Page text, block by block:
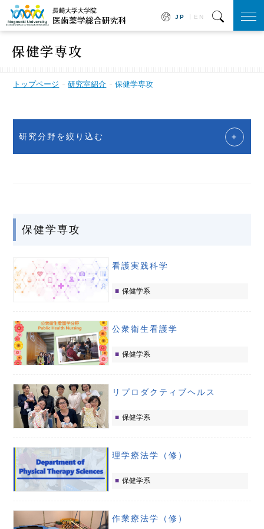
JP EN
保健学専攻
トップページ 研究室紹介 保健学専攻
研究分野を絞り込む
保健学専攻
看護実践科学
保健学系
公衆衛生看護学
保健学系
リプロダクティブヘルス
保健学系
理学療法学（修）
保健学系
作業療法学（修）